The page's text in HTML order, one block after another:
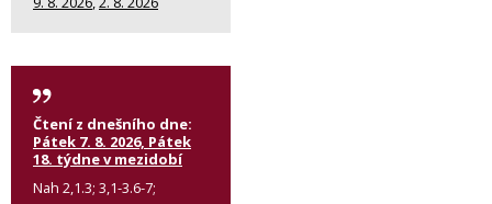
Čtení z dnešního dne:
Pátek 7. 8. 2026, Pátek
18. týdne v mezidobí
Nah 2,1.3; 3,1-3.6-7;